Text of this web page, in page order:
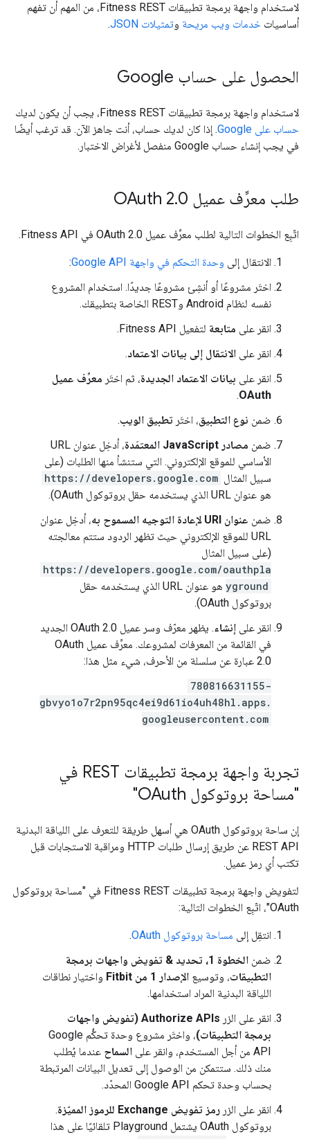
لاستخدام واجهة برمجة تطبيقات Fitness REST، من المهم أن تفهم
أساسيات خدمات ويب مريحة وتمثيلات JSON .
الحصول على حساب Google
لاستخدام واجهة برمجة تطبيقات Fitness REST، يجب أن يكون لديك
حساب على Google
. إذا كان لديك حساب، أنت جاهز الآن. قد ترغب أيضًا
في يجب إنشاء حساب Google منفصل لأغراض الاختبار.
طلب معرِّف عميل OAuth 2 .0
اتّبِع الخطوات التالية لطلب معرِّف عميل OAuth 2.0 في Fitness API.
الانتقال إلى وحدة التحكم في واجهة Google API
:
اختَر مشروعًا أو أنشِئ مشروعًا جديدًا. استخدام المشروع
نفسه لنظام Android وREST الخاصة بتطبيقك.
انقر على متابعة لتفعيل Fitness API.
انقر على الانتقال إلى بيانات الاعتماد.
انقر على بيانات الاعتماد الجديدة، ثم اختَر معرِّف عميل
OAuth
.
ضمن نوع التطبيق، اختَر تطبيق الويب.
ضمن مصادر JavaScript المعتمَدة
، أدخِل عنوان URL
الأساسي للموقع الإلكتروني. التي ستنشأ منها الطلبات (على
سبيل المثال https://developers.google.com
هو عنوان URL الذي يستخدمه حقل بروتوكول OAuth).
ضمن عنوان URI لإعادة التوجيه المسموح به
، أدخِل عنوان
URL للموقع الإلكتروني حيث تظهر الردود ستتم معالجته
(على سبيل المثال
https://developers.google.com/oauthpla
yground
هو عنوان URL الذي يستخدمه حقل
بروتوكول OAuth).
انقر على إنشاء
. يظهر معرّف وسر عميل OAuth 2.0 الجديد
في القائمة من المعرفات لمشروعك. معرِّف عميل OAuth
2.0 عبارة عن سلسلة من الأحرف، شيء مثل هذا:
780816631155-
gbvyo1o7r2pn95qc4ei9d61io4uh48hl.apps.
googleusercontent.com
تجربة واجهة برمجة تطبيقات REST في
"مساحة بروتوكول OAuth"
إن ساحة بروتوكول OAuth هي أسهل طريقة للتعرف على اللياقة البدنية
REST API عن طريق إرسال طلبات HTTP ومراقبة الاستجابات قبل
تكتب أي رمز عميل.
لتفويض واجهة برمجة تطبيقات Fitness REST في "مساحة بروتوكول
OAuth"، اتّبِع الخطوات التالية:
انتقِل إلى مساحة بروتوكول OAuth
.
ضمن
الخطوة 1، تحديد & تفويض واجهات برمجة
التطبيقات، وتوسيع الإصدار 1 من Fitbit
واختيار نطاقات
اللياقة البدنية المراد استخدامها.
انقر على الزر
Authorize APIs (تفويض واجهات
برمجة التطبيقات)
، واختَر مشروع وحدة تحكُّم Google
API من أجل المستخدم، وانقر على
السماح عندما يُطلب
منك ذلك. ستتمكن من الوصول إلى تعديل البيانات المرتبطة
بحساب وحدة تحكم Google API المحدّد.
انقر على الزر رمز تفويض Exchange للرموز المميّزة
.
بروتوكول OAuth يشتمل Playground تلقائيًا على هذا